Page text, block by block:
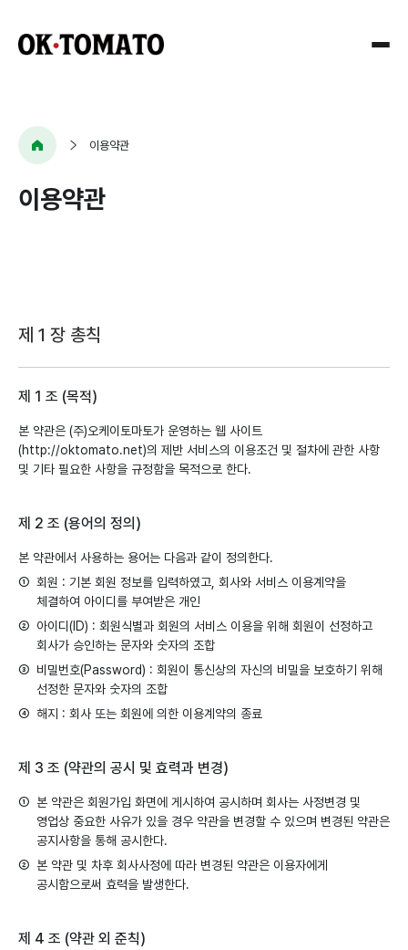
Company
회사개요
Research
솔루션
사용자
설계
품질
보안
관리
AI
Digital
Service
구축
및
운영
AI
융합
플랫폼
UX
서비스
설계
클라우드
서비스
직무소개
인재상
사업
및
기술
문의
이용약관
이용약관
제 1 장 총칙
제 1 조 (목적)
본 약관은 (주)오케이토마토가 운영하는 웹 사이트
(http://oktomato.net)의 제반 서비스의 이용조건 및 절차에 관한 사항
및 기타 필요한 사항을 규정함을 목적으로 한다.
제 2 조 (용어의 정의)
본 약관에서 사용하는 용어는 다음과 같이 정의한다.
① 회원 : 기본 회원 정보를 입력하였고, 회사와 서비스 이용계약을
체결하여 아이디를 부여받은 개인
② 아이디(ID) : 회원식별과 회원의 서비스 이용을 위해 회원이 선정하고
회사가 승인하는 문자와 숫자의 조합
③ 비밀번호(Password) : 회원이 통신상의 자신의 비밀을 보호하기 위해
선정한 문자와 숫자의 조합
④ 해지 : 회사 또는 회원에 의한 이용계약의 종료
제 3 조 (약관의 공시 및 효력과 변경)
① 본 약관은 회원가입 화면에 게시하여 공시하며 회사는 사정변경 및
영업상 중요한 사유가 있을 경우 약관을 변경할 수 있으며 변경된 약관은
공지사항을 통해 공시한다.
② 본 약관 및 차후 회사사정에 따라 변경된 약관은 이용자에게
공시함으로써 효력을 발생한다.
제 4 조 (약관 외 준칙)